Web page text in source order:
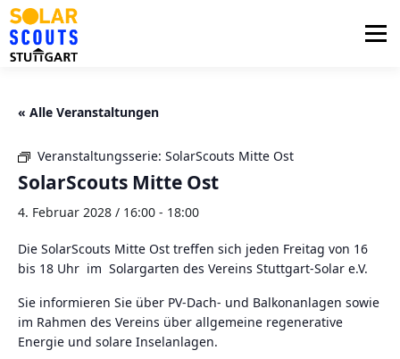
Zum
Inhalt
springen
Menü
« Alle Veranstaltungen
Veranstaltungsserie: SolarScouts Mitte Ost
SolarScouts Mitte Ost
4. Februar 2028 / 16:00 - 18:00
Die SolarScouts Mitte Ost treffen sich jeden Freitag von 16
bis 18 Uhr im Solargarten des Vereins Stuttgart-Solar e.V.
Sie informieren Sie über PV-Dach- und Balkonanlagen sowie
im Rahmen des Vereins über allgemeine regenerative
Energie und solare Inselanlagen.